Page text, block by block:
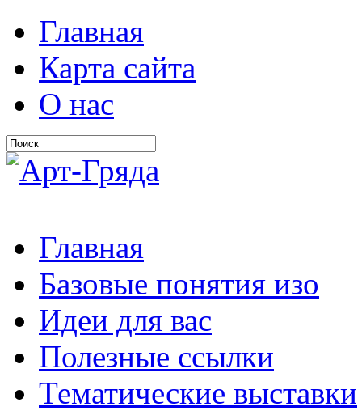
Главная
Карта сайта
О нас
Главная
Базовые понятия изо
Идеи для вас
Полезные ссылки
Тематические выставки